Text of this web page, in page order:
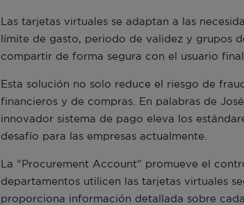
Las tarjetas virtuales se adaptan a las
límite de gasto, periodo de validez y grupos
compartir de forma segura con el usuario
Esta solución no solo reduce el riesgo de
financieros y de compras. En palabras de
innovador sistema de pago eleva los
desafío para las empresas actualmente.
La “Procurement Account” promueve el
departamentos utilicen las tarjetas virtuales
proporciona información detallada sobre